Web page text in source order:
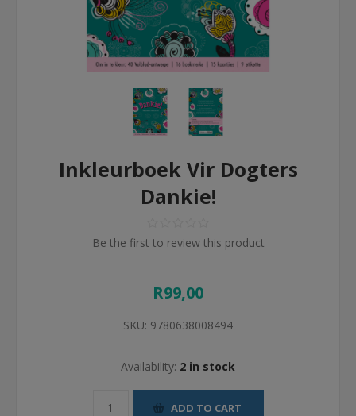
Inkleurboek Vir Dogters
Dankie!
Be the first to review this product
R99,00
SKU: 9780638008494
Availability: 2 in stock
ADD TO CART